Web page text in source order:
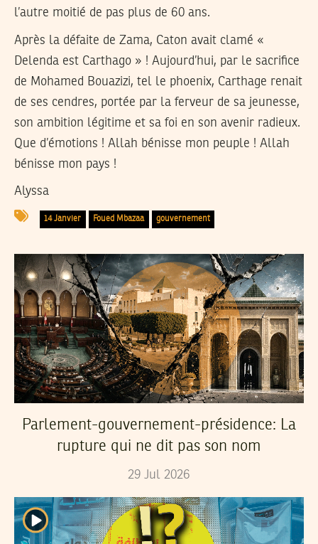
l’autre moitié de pas plus de 60 ans.
Après la défaite de Zama, Caton avait clamé «
Delenda est Carthago » ! Aujourd’hui, par le sacrifice
de Mohamed Bouazizi, tel le phoenix, Carthage renait
de ses cendres, portée par la ferveur de sa jeunesse,
son ambition légitime et sa foi en son avenir radieux.
Que d’émotions ! Allah bénisse mon peuple ! Allah
bénisse mon pays !
Alyssa
14 Janvier Foued Mbazaa gouvernement
Parlement-gouvernement-présidence: La
rupture qui ne dit pas son nom
29 Jul 2026